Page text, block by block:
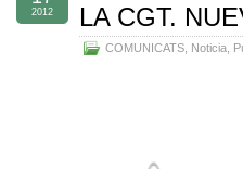
LA CGT.
COMUNICATS Noticia
2012